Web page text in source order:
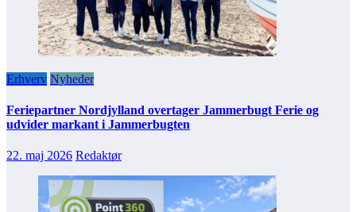
Erhverv Nyheder
Feriepartner Nordjylland overtager Jammerbugt Ferie og
udvider markant i Jammerbugten
22. maj 2026 Redaktør